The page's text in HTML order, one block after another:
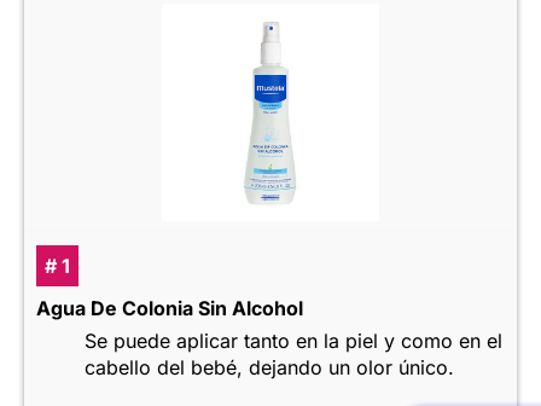
# 1
Agua De Colonia Sin Alcohol
Se puede aplicar tanto en la piel y como en el
cabello del bebé, dejando un olor único.